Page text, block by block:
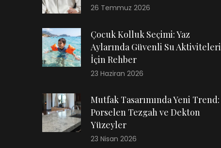
26 Temmuz 2026
Çocuk Kolluk Seçimi: Yaz
Aylarında Güvenli Su Aktiviteleri
İçin Rehber
23 Haziran 2026
Mutfak Tasarımında Yeni Trend:
Porselen Tezgah ve Dekton
Yüzeyler
23 Nisan 2026